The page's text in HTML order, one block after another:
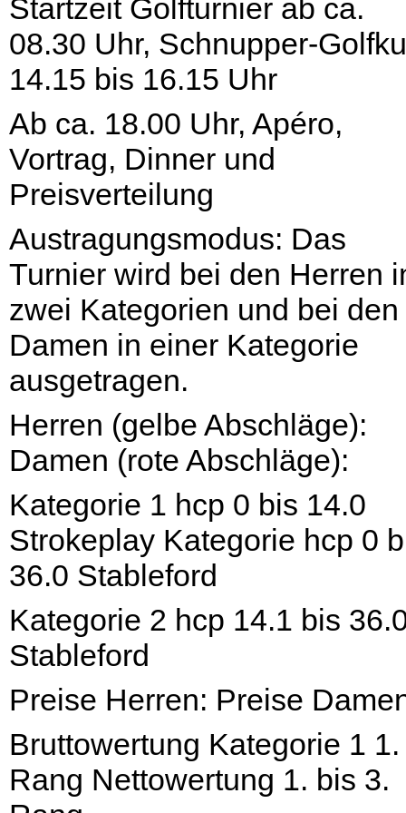
Startzeit Golfturnier ab ca.
08.30 Uhr, Schnupper-
14.15 bis 16.15 Uhr
Ab ca. 18.00 Uhr, Apéro,
Vortrag, Dinner und
Preisverteilung
Austragungsmodus: Das
Turnier wird bei den Herren
zwei Kategorien und bei den
Damen in einer Kategorie
ausgetragen.
Herren (gelbe Abschläge):
Damen (rote Abschläge):
Kategorie 1 hcp 0 bis 14.0
Strokeplay Kategorie hcp 0
36.0 Stableford
Kategorie 2 hcp 14.1 bis
Stableford
Preise Herren: Preise
Bruttowertung Kategorie 1 1.
Rang Nettowertung 1. bis 3.